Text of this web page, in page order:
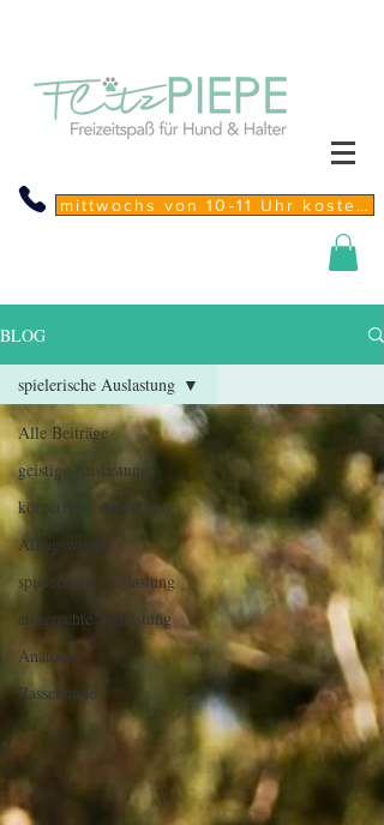
mittwochs von 10-11 Uhr kostenfreie Sprechstunde
BLOG
Alle Beiträge
geistige Auslastung
körperliche Auslastung
Alltagswissen
spielerische Auslastung
artgerechte Auslastung
Anatomie
Rassekunde
spielerische Auslastung